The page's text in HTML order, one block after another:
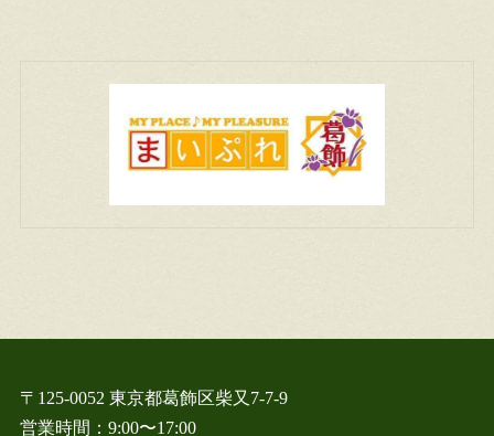
〒125-0052 東京都葛飾区柴又7-7-9
営業時間：9:00〜17:00